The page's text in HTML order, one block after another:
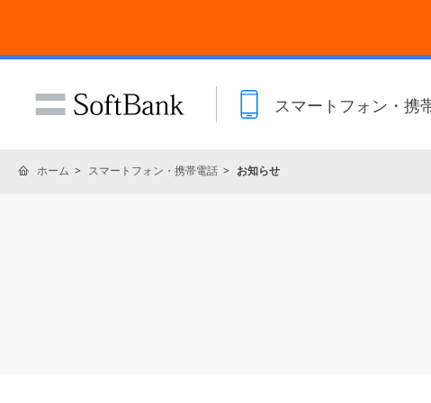
スマートフォン・携
ホーム スマートフォン・携帯電話 お知らせ